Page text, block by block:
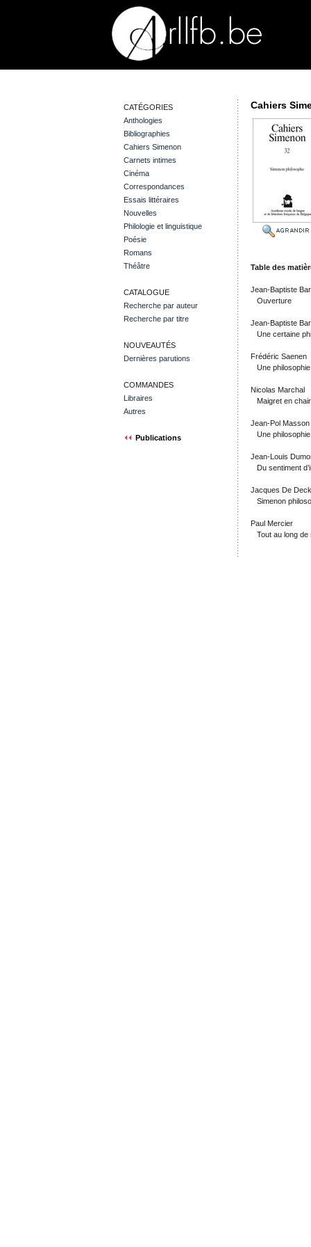
CATÉGORIES
Anthologies
Bibliographies
Cahiers Simenon
Carnets intimes
Cinéma
Correspondances
Essais littéraires
Nouvelles
Philologie et linguistique
Poésie
Romans
Théâtre
CATALOGUE
Recherche par auteur
Recherche par titre
NOUVEAUTÉS
Dernières parutions
COMMANDES
Libraires
Autres
Publications
Cahiers
Table des
Jean-Baptiste
Ouverture
Jean-Baptiste
Une certaine
Frédéric Saenen
Une
Nicolas Marchal
Maigret en
Jean-Pol Masson
Une
Jean-Louis
Du sentiment
Jacques De
Simenon
Paul Mercier
Tout au long de